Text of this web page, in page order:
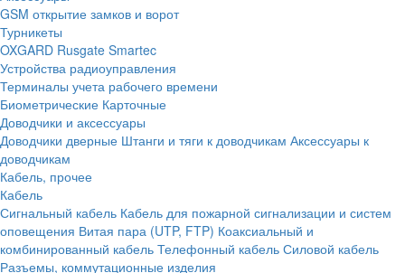
GSM открытие замков и ворот
Турникеты
OXGARD Rusgate Smartec
Устройства радиоуправления
Терминалы учета рабочего времени
Биометрические Карточные
Доводчики и аксессуары
Доводчики дверные Штанги и тяги к доводчикам Аксессуары к
доводчикам
Кабель, прочее
Кабель
Сигнальный кабель Кабель для пожарной сигнализации и систем
оповещения Витая пара (UTP, FTP) Коаксиальный и
комбинированный кабель Телефонный кабель Силовой кабель
Разъемы, коммутационные изделия